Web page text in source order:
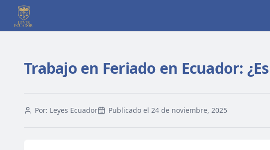
Trabajo en Feriado en Ecuador:
Por: Leyes Ecuador Publicado el 24 de noviembre, 2025